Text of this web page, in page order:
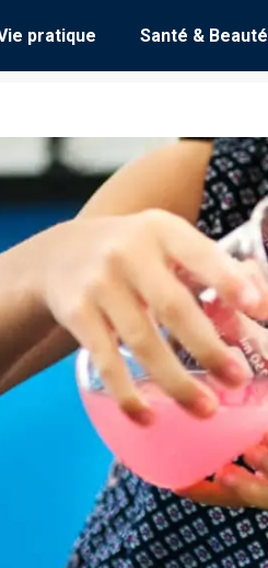
pratique Santé & Beauté